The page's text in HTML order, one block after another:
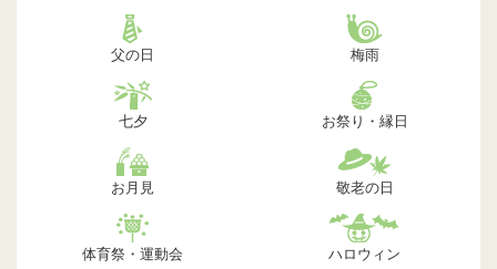
父の日 梅雨
七夕 お祭り・縁日
お月見 敬老の日
体育祭・運動会 ハロウィン